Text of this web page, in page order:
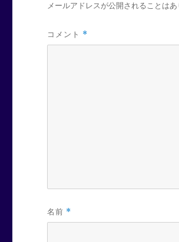
メールアドレスが公開されることはあ
コメント *
名前 *